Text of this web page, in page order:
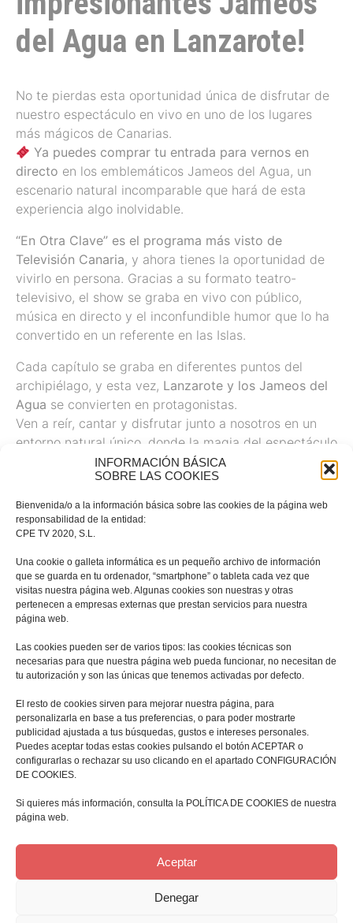
INFORMACIÓN BÁSICA
SOBRE LAS COOKIES
Bienvenida/o a la información básica sobre las cookies de la página web
responsabilidad de la entidad:
CPE TV 2020, S.L.
Una cookie o galleta informática es un pequeño archivo de información
que se guarda en tu ordenador, “smartphone” o tableta cada vez que
visitas nuestra página web. Algunas cookies son nuestras y otras
pertenecen a empresas externas que prestan servicios para nuestra
página web.
Las cookies pueden ser de varios tipos: las cookies técnicas son
necesarias para que nuestra página web pueda funcionar, no necesitan de
tu autorización y son las únicas que tenemos activadas por defecto.
El resto de cookies sirven para mejorar nuestra página, para
personalizarla en base a tus preferencias, o para poder mostrarte
publicidad ajustada a tus búsquedas, gustos e intereses personales.
Puedes aceptar todas estas cookies pulsando el botón ACEPTAR o
configurarlas o rechazar su uso clicando en el apartado CONFIGURACIÓN
DE COOKIES.
Si quieres más información, consulta la POLÍTICA DE COOKIES de nuestra
página web.
Aceptar
Denegar
del Agua en Lanzarote!
No te pierdas esta oportunidad única de disfrutar de
nuestro espectáculo en vivo en uno de los lugares
más mágicos de Canarias.
Ya puedes comprar tu entrada para vernos en
directo en los emblemáticos Jameos del Agua, un
escenario natural incomparable que hará de esta
experiencia algo inolvidable.
“En Otra Clave” es el programa más visto de
Televisión Canaria, y ahora tienes la oportunidad de
vivirlo en persona. Gracias a su formato teatro-
televisivo, el show se graba en vivo con público,
música en directo y el inconfundible humor que lo ha
convertido en un referente en las Islas.
Cada capítulo se graba en diferentes puntos del
archipiélago, y esta vez, Lanzarote y los Jameos del
Agua se convierten en protagonistas.
Ven a reír, cantar y disfrutar junto a nosotros en un
entorno natural único, donde la magia del espectáculo
se une con la belleza de la isla.
en otra clave en otra clave jameosdel agua
en otra clave lanzarote